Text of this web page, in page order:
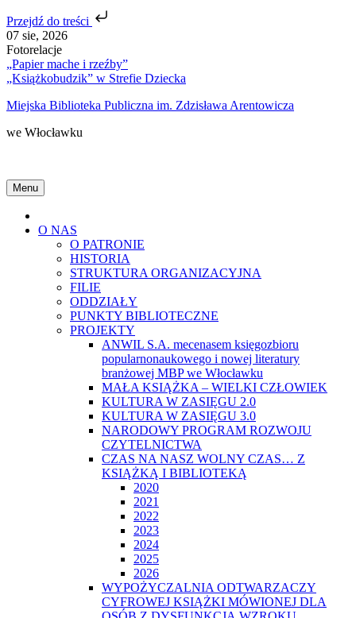
Przejdź do treści
Skip
to
content
07 sie, 2026
Fotorelacje
„Papier mache i rzeźby”
„Książkobudzik” w Strefie Dziecka
Miejska Biblioteka Publiczna im. Zdzisława Arentowicza
we Włocławku
Menu
O NAS
O PATRONIE
HISTORIA
STRUKTURA ORGANIZACYJNA
FILIE
ODDZIAŁY
PUNKTY BIBLIOTECZNE
PROJEKTY
ANWIL S.A. mecenasem księgozbioru
popularnonaukowego i nowej literatury
branżowej MBP we Włocławku
MAŁA KSIĄŻKA – WIELKI CZŁOWIEK
KULTURA W ZASIĘGU 2.0
KULTURA W ZASIĘGU 3.0
NARODOWY PROGRAM ROZWOJU
CZYTELNICTWA
CZAS NA NASZ WOLNY CZAS… Z
KSIĄŻKĄ I BIBLIOTEKĄ
2020
2021
2022
2023
2024
2025
2026
WYPOŻYCZALNIA ODTWARZACZY
CYFROWEJ KSIĄŻKI MÓWIONEJ DLA